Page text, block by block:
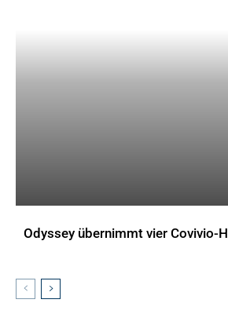
Odyssey übernimmt vier Covivio-